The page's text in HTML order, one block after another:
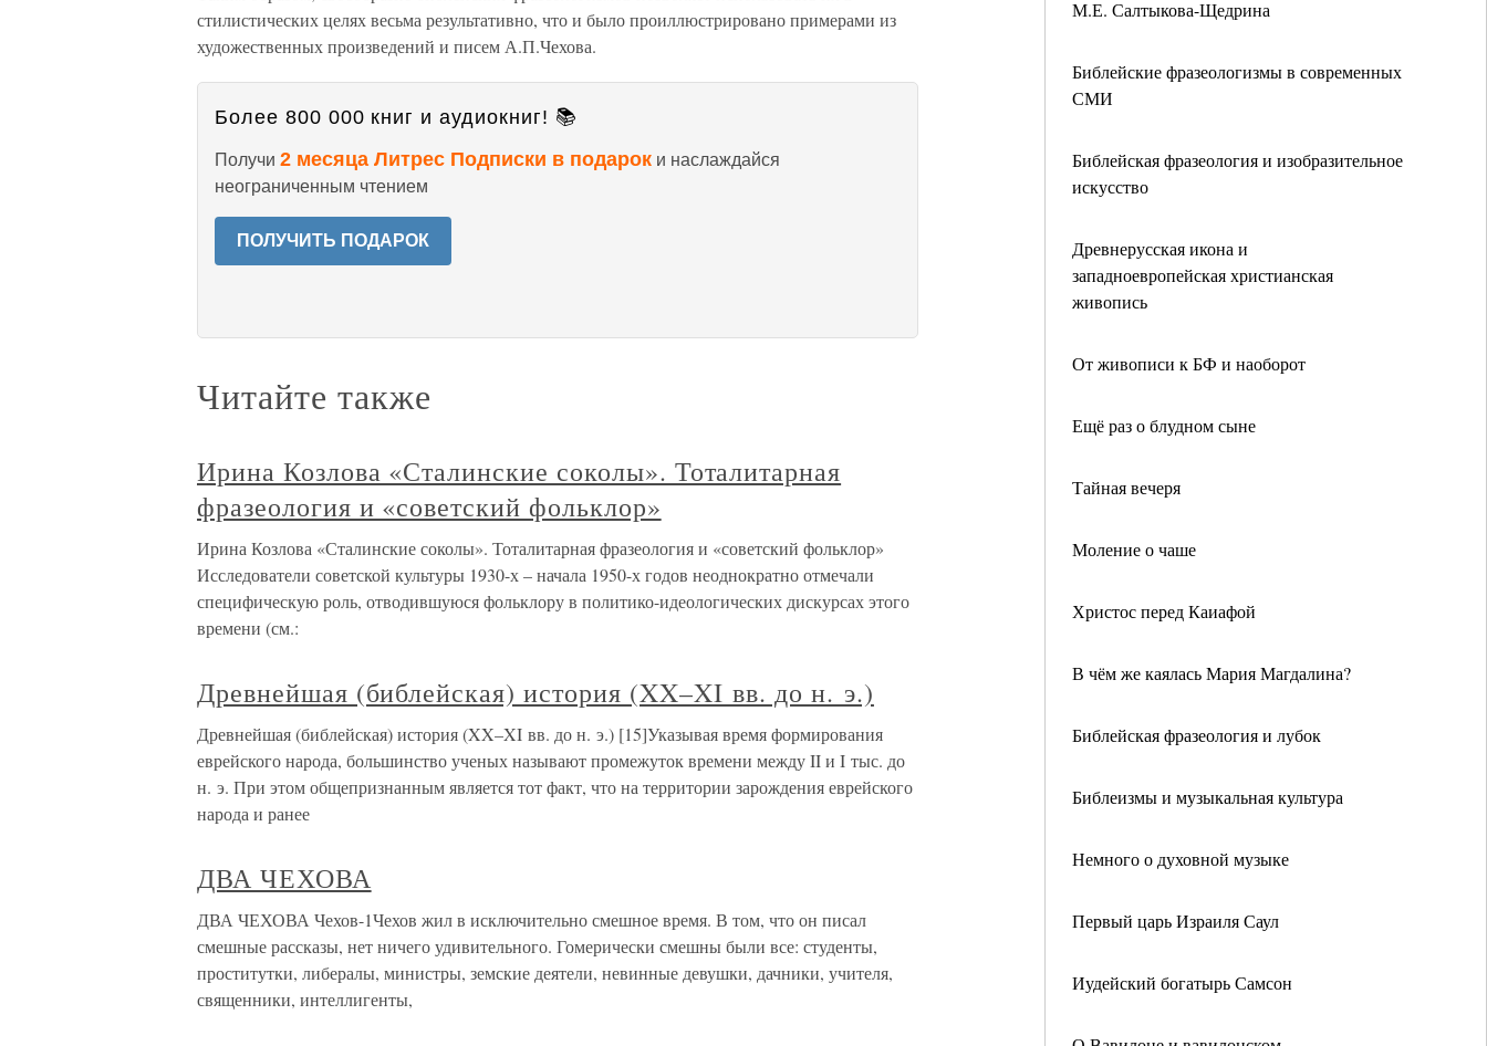
М.Е. Салтыкова-Щедрина
Библейские фразеологизмы в современных
СМИ
Библейская фразеология и изобразительное
искусство
Древнерусская икона и
западноевропейская христианская
живопись
От живописи к БФ и наоборот
Ещё раз о блудном сыне
Тайная вечеря
Моление о чаше
Христос перед Каиафой
В чём же каялась Мария Магдалина?
Библейская фразеология и лубок
Библеизмы и музыкальная культура
Немного о духовной музыке
Первый царь Израиля Саул
Иудейский богатырь Самсон
стилистических целях весьма результативно, что и было проиллюстрировано примерами из
художественных произведений и писем А.П.Чехова.
Более 800 000 книг и аудиокниг! 📚
Получи 2 месяца Литрес Подписки в подарок и наслаждайся
неограниченным чтением
ПОЛУЧИТЬ ПОДАРОК
Читайте также
Ирина Козлова «Сталинские соколы». Тоталитарная
фразеология и «советский фольклор»
Ирина Козлова «Сталинские соколы». Тоталитарная фразеология и «советский фольклор»
Исследователи советской культуры 1930-х – начала 1950-х годов неоднократно отмечали
специфическую роль, отводившуюся фольклору в политико-идеологических дискурсах этого
времени (см.:
Древнейшая (библейская) история (XX–XI вв. до н. э.)
Древнейшая (библейская) история (XX–XI вв. до н. э.) [15]Указывая время формирования
еврейского народа, большинство ученых называют промежуток времени между II и I тыс. до
н. э. При этом общепризнанным является тот факт, что на территории зарождения еврейского
народа и ранее
ДВА ЧЕХОВА
ДВА ЧЕХОВА Чехов-1Чехов жил в исключительно смешное время. В том, что он писал
смешные рассказы, нет ничего удивительного. Гомерически смешны были все: студенты,
проститутки, либералы, министры, земские деятели, невинные девушки, дачники, учителя,
священники, интеллигенты,